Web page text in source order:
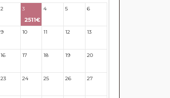
2 3
2511€
4 5 6
9 10 11 12 13
16 17 18 19 20
23 24 25 26 27